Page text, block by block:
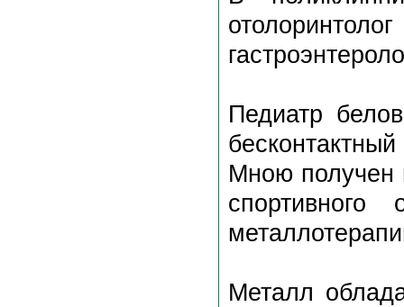
Педиатр
Мною получен
спортивного
Металл